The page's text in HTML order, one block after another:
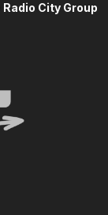
Radio City Group